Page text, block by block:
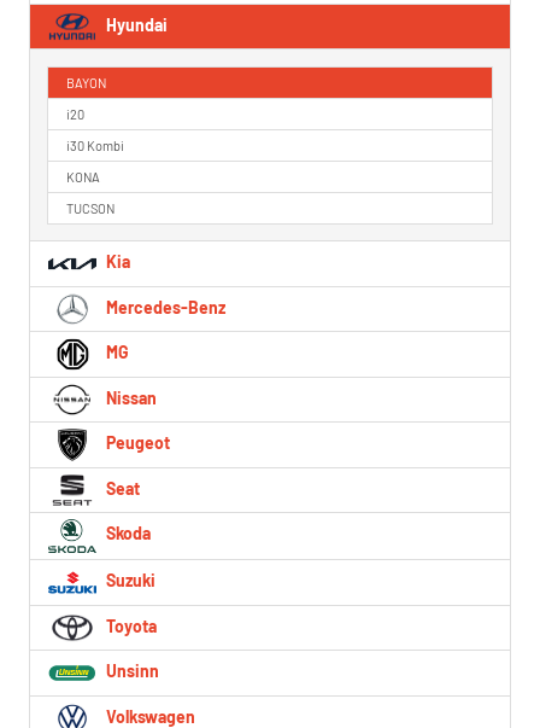
Hyundai
BAYON
i20
i30 Kombi
KONA
TUCSON
Kia
Mercedes-Benz
MG
Nissan
Peugeot
Seat
Skoda
Suzuki
Toyota
Unsinn
Volkswagen